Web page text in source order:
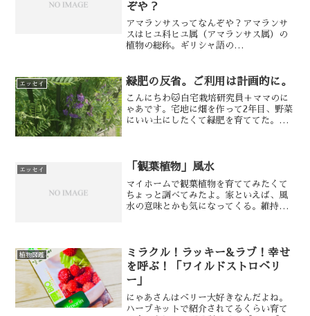
ぞや？
アマランサスってなんぞや？アマランサ
スはヒユ科ヒユ属（アマランサス属）の
植物の総称。ギリシャ語の
から「スーパーグレイン(驚異の穀物)」
として徐々に注目され...
エッセイ 緑肥の反省。ご利用は計画的に。
こんにちわ🐱自宅栽培研究員＋ママのに
ゃあです。宅地に畑を作って2年目、野菜
にいい土にしたくて緑肥を育ててた。種
に…😅畝の溝を使って...
エッセイ 「観葉植物」風水
マイホームで観葉植物を育ててみたくて
ちょっと調べてみたよ。家といえば、風
水の意味とかも気になってくる。維持費
大きな傘のように...
植物図鑑
ミラクル！ラッキー&ラブ！幸せ
を呼ぶ！「ワイルドストロベリ
ー」
にゃあさんはベリー大好きなんだよね。
ハーブキットで紹介されてるくらい育て